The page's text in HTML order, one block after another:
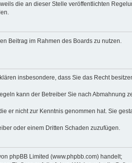
die an dieser Stelle veröffentlichten
Beitrag im Rahmen des Boards zu nutzen.
insbesondere, dass Sie das Recht
kann der Betreiber Sie nach Abmahnung
er nicht zur Kenntnis genommen hat. Sie
oder einem Dritten Schaden zuzufügen.
phpBB Limited (www.phpbb.com) handelt;